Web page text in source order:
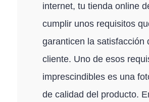
internet, tu tienda online
cumplir unos requisitos
garanticen la satisfacción
cliente. Uno de esos
imprescindibles es una
de calidad del producto.